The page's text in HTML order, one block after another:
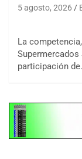
5 agosto, 2026
La
participación